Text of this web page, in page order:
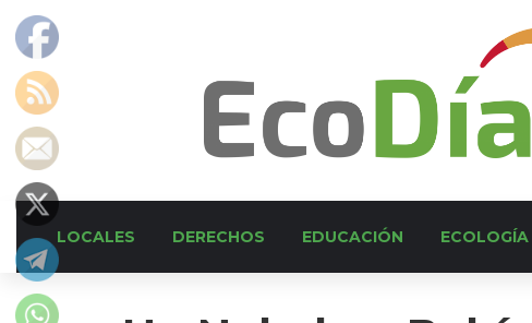
LOCALES DERECHOS EDUCACIÓN ECOLOGÍA